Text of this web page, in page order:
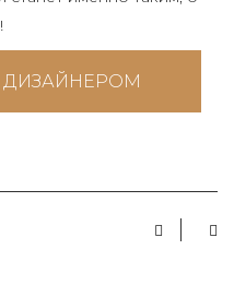
ДИЗАЙНЕРОМ